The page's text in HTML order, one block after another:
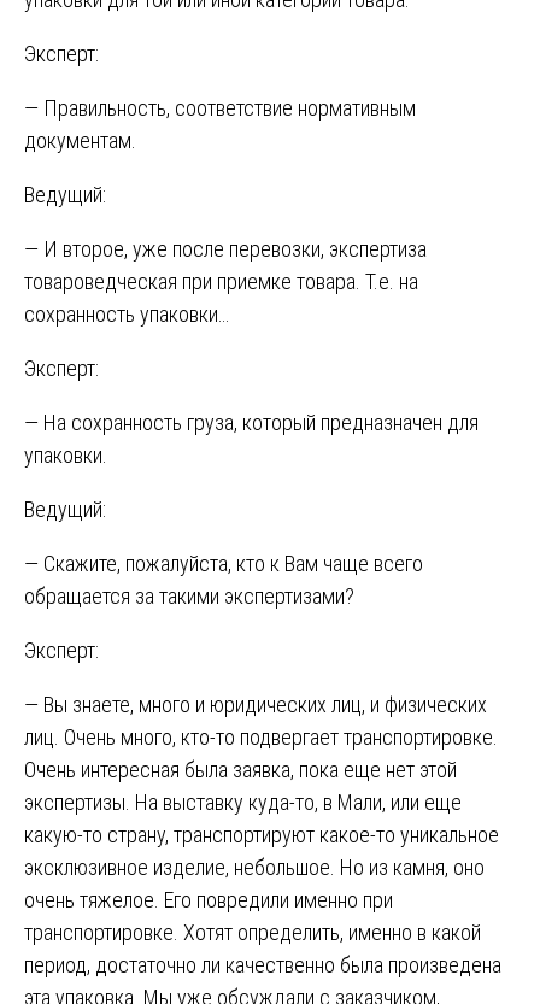
Эксперт:
— Правильность, соответствие нормативным
документам.
Ведущий:
— И второе, уже после перевозки, экспертиза
товароведческая при приемке товара. Т.е. на
сохранность упаковки…
Эксперт:
— На сохранность груза, который предназначен для
упаковки.
Ведущий:
— Скажите, пожалуйста, кто к Вам чаще всего
обращается за такими экспертизами?
Эксперт:
— Вы знаете, много и юридических лиц, и физических
лиц. Очень много, кто-то подвергает транспортировке.
Очень интересная была заявка, пока еще нет этой
экспертизы. На выставку куда-то, в Мали, или еще
какую-то страну, транспортируют какое-то уникальное
эксклюзивное изделие, небольшое. Но из камня, оно
очень тяжелое. Его повредили именно при
транспортировке. Хотят определить, именно в какой
период, достаточно ли качественно была произведена
эта упаковка. Мы уже обсуждали с заказчиком,